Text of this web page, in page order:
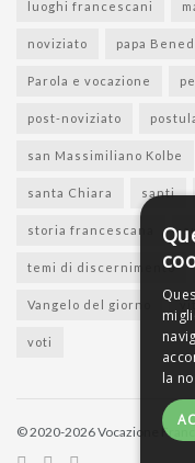
luoghi francescani
noviziato papa
Parola e vocazione
post-noviziato
san Massimiliano Kolbe
santa Chiara santi
storia francescana
temi di discernimento
Vangelo del giorno
voti
© 2020-2026 Vocazione
la